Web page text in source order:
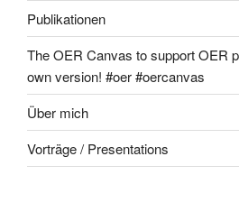
Publikationen
The OER Canvas to support OER
own version! #oer #oercanvas
Über mich
Vorträge / Presentations